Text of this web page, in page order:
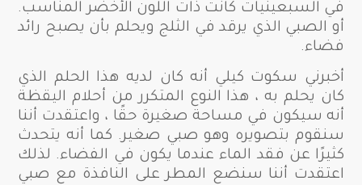
في السبعينيات كانت ذات اللون الأخضر المناسب.
أو الصبي الذي يرقد في الثلج ويحلم بأن يصبح رائد
فضاء.
أخبرني سكوت كيلي أنه كان لديه هذا الحلم الذي
كان يحلم به ، هذا النوع المتكرر من أحلام اليقظة
أنه سيكون في مساحة صغيرة حقًا ، واعتقدت أننا
سنقوم بتصويره وهو صبي صغير. كما أنه يتحدث
كثيرًا عن فقد الماء عندما يكون في الفضاء. لذلك
اعتقدت أننا سنضع المطر على النافذة مع صبي